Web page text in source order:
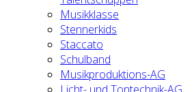
Musikklasse
Stennerkids
Staccato
Schulband
Musikproduktions-AG